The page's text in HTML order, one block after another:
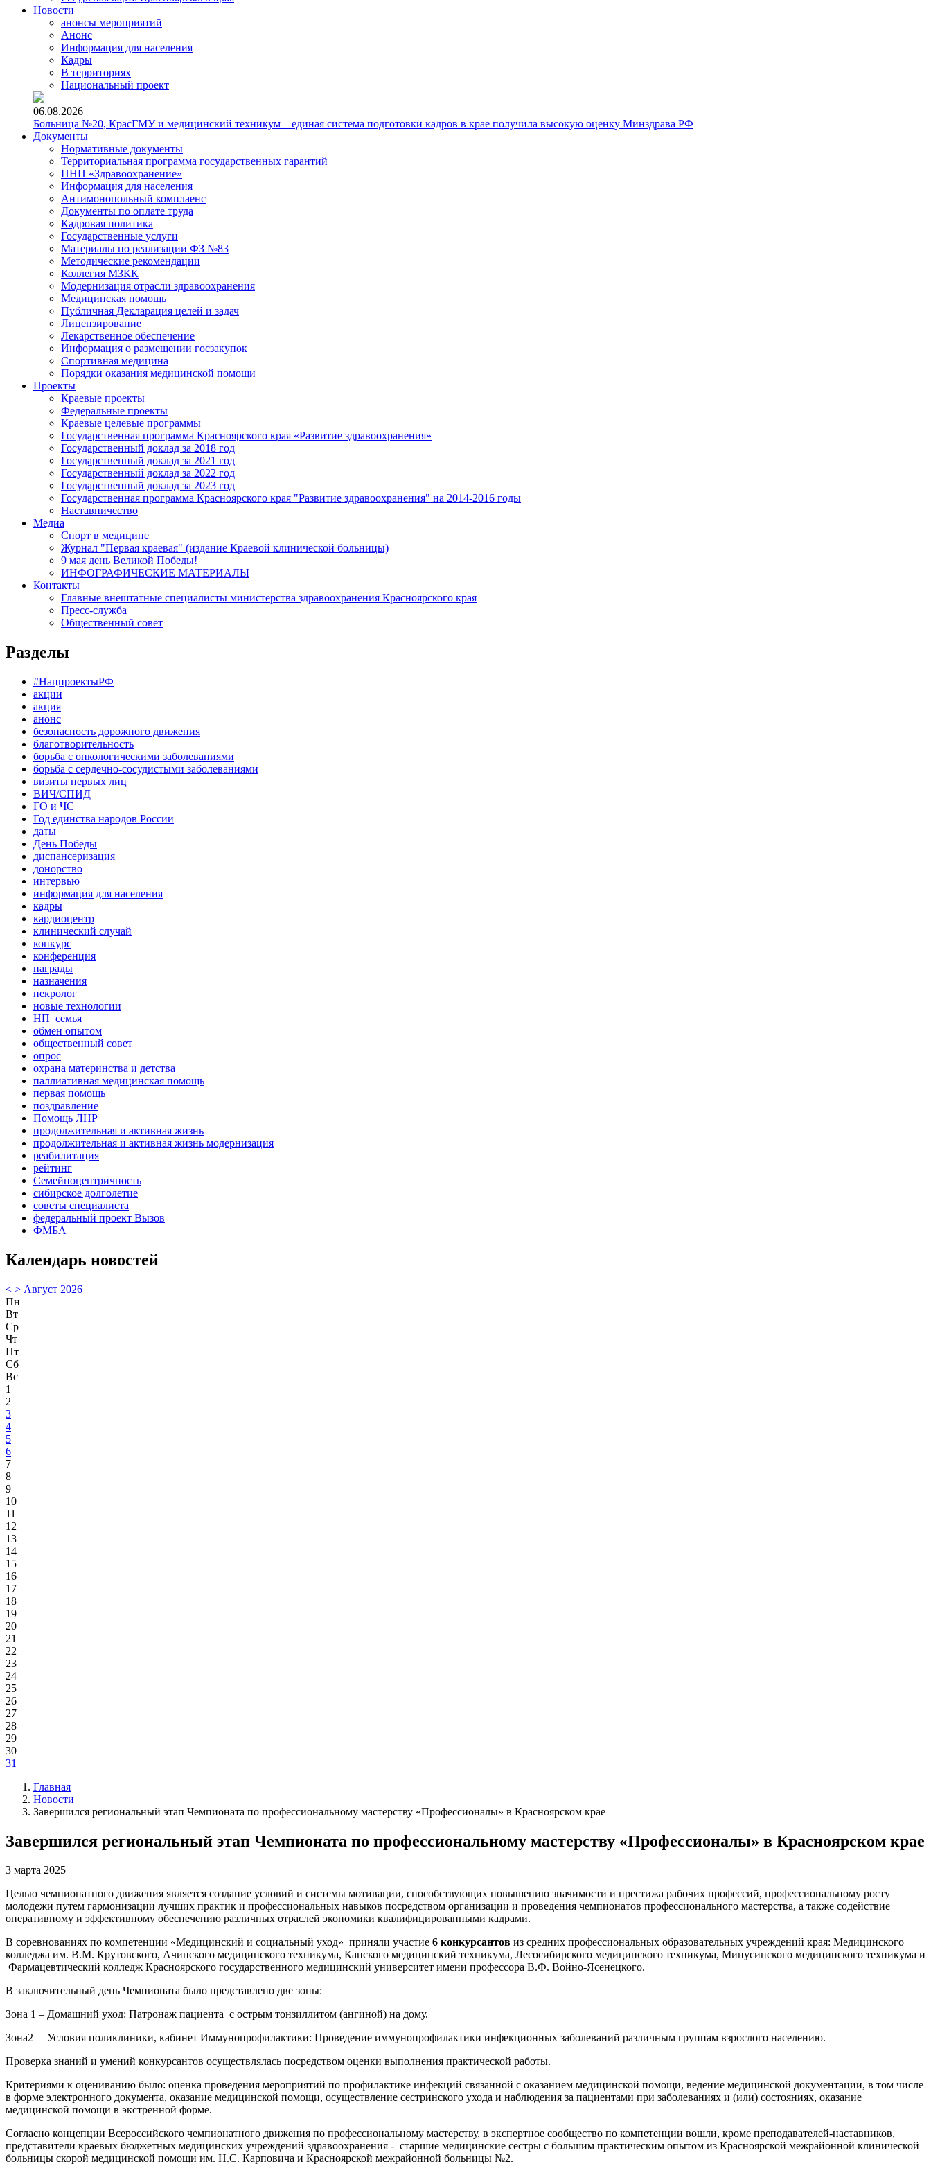
Новости
анонсы мероприятий
Анонс
Информация для населения
Кадры
В территориях
Национальный проект
06.08.2026
Больница №20, КрасГМУ и медицинский техникум – единая система подготовки кадров в крае получила высокую оценку Минздрава РФ
Документы
Нормативные документы
Территориальная программа государственных гарантий
ПНП «Здравоохранение»
Информация для населения
Антимонопольный комплаенс
Документы по оплате труда
Кадровая политика
Государственные услуги
Материалы по реализации ФЗ №83
Методические рекомендации
Коллегия МЗКК
Модернизация отрасли здравоохранения
Медицинская помощь
Публичная Декларация целей и задач
Лицензирование
Лекарственное обеспечение
Информация о размещении госзакупок
Спортивная медицина
Порядки оказания медицинской помощи
Проекты
Краевые проекты
Федеральные проекты
Краевые целевые программы
Государственная программа Красноярского края «Развитие здравоохранения»
Государственный доклад за 2018 год
Государственный доклад за 2021 год
Государственный доклад за 2022 год
Государственный доклад за 2023 год
Государственная программа Красноярского края "Развитие здравоохранения" на 2014-2016 годы
Наставничество
Медиа
Спорт в медицине
Журнал "Первая краевая" (издание Краевой клинической больницы)
9 мая день Великой Победы!
ИНФОГРАФИЧЕСКИЕ МАТЕРИАЛЫ
Контакты
Главные внештатные специалисты министерства здравоохранения Красноярского края
Пресс-служба
Общественный совет
Разделы
#НацпроектыРФ
акции
акция
анонс
безопасность дорожного движения
благотворительность
борьба с онкологическими заболеваниями
борьба с сердечно-сосудистыми заболеваниями
визиты первых лиц
ВИЧ/СПИД
ГО и ЧС
Год единства народов России
даты
День Победы
диспансеризация
донорство
интервью
информация для населения
кадры
кардиоцентр
клинический случай
конкурс
конференция
награды
назначения
некролог
новые технологии
НП_семья
обмен опытом
общественный совет
опрос
охрана материнства и детства
паллиативная медицинская помощь
первая помощь
поздравление
Помощь ЛНР
продолжительная и активная жизнь
продолжительная и активная жизнь модернизация
реабилитация
рейтинг
Семейноцентричность
сибирское долголетие
советы специалиста
федеральный проект Вызов
ФМБА
Календарь новостей
< > Август 2026
Пн
Вт
Ср
Чт
Пт
Сб
Вс
1
2
3
4
5
6
7
8
9
10
11
12
13
14
15
16
17
18
19
20
21
22
23
24
25
26
27
28
29
30
31
Главная
Новости
Завершился региональный этап Чемпионата по профессиональному мастерству «Профессионалы» в Красноярском крае
Завершился региональный этап Чемпионата по профессиональному мастерству «Профессионалы» в Красноярском крае
3 марта 2025
Целью чемпионатного движения является создание условий и системы мотивации, способствующих повышению значимости и престижа рабочих профессий, профессиональному росту
молодежи путем гармонизации лучших практик и профессиональных навыков посредством организации и проведения чемпионатов профессионального мастерства, а также содействие
оперативному и эффективному обеспечению различных отраслей экономики квалифицированными кадрами.
В соревнованиях по компетенции «Медицинский и социальный уход» приняли участие 6 конкурсантов из средних профессиональных образовательных учреждений края: Медицинского
колледжа им. В.М. Крутовского, Ачинского медицинского техникума, Канского медицинский техникума, Лесосибирского медицинского техникума, Минусинского медицинского техникума и
Фармацевтический колледж Красноярского государственного медицинский университет имени профессора В.Ф. Войно-Ясенецкого.
В заключительный день Чемпионата было представлено две зоны:
Зона 1 – Домашний уход: Патронаж пациента с острым тонзиллитом (ангиной) на дому.
Зона2 – Условия поликлиники, кабинет Иммунопрофилактики: Проведение иммунопрофилактики инфекционных заболеваний различным группам взрослого населению.
Проверка знаний и умений конкурсантов осуществлялась посредством оценки выполнения практической работы.
Критериями к оцениванию было: оценка проведения мероприятий по профилактике инфекций связанной с оказанием медицинской помощи, ведение медицинской документации, в том числе
в форме электронного документа, оказание медицинской помощи, осуществление сестринского ухода и наблюдения за пациентами при заболеваниях и (или) состояниях, оказание
медицинской помощи в экстренной форме.
Согласно концепции Всероссийского чемпионатного движения по профессиональному мастерству, в экспертное сообщество по компетенции вошли, кроме преподавателей-наставников,
представители краевых бюджетных медицинских учреждений здравоохранения - старшие медицинские сестры с большим практическим опытом из Красноярской межрайонной клинической
больницы скорой медицинской помощи им. Н.С. Карповича и Красноярской межрайонной больницы №2.